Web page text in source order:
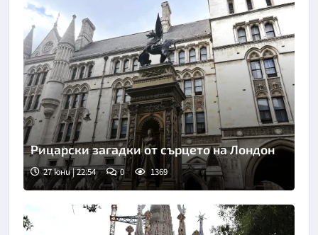
Рицарски загадки от сърцето на Лондон
27 юни | 22:54 0 1369